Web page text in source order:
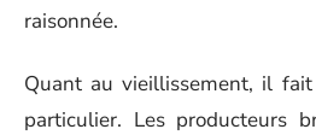
raisonnée.
Quant au vieillissement, il fait
particulier. Les producteurs